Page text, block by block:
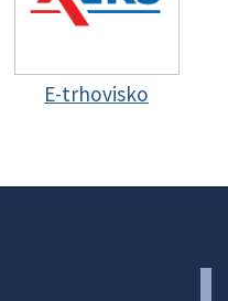
E-trhovisko